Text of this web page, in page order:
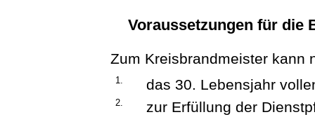
Voraussetzungen für die
Zum Kreisbrandmeister kann
1. das 30. Lebensjahr
2.
zur Erfüllung der